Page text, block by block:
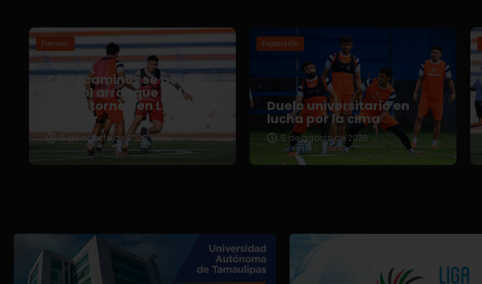
Premier
Correcaminos se perfila
para el arranque del
nuevo torneo en Liga
Premier
5 de agosto de 2026
Expansión
Duelo universitario en
lucha por la cima
5 de agosto de 2026